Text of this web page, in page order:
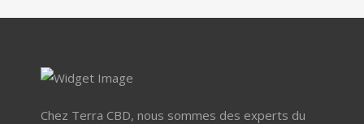
Chez Terra CBD, nous sommes des experts du